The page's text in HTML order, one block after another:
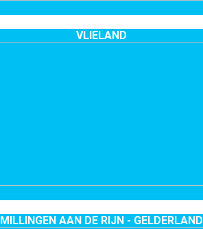
VLIELAND
MILLINGEN AAN DE RIJN - GELDERLAND